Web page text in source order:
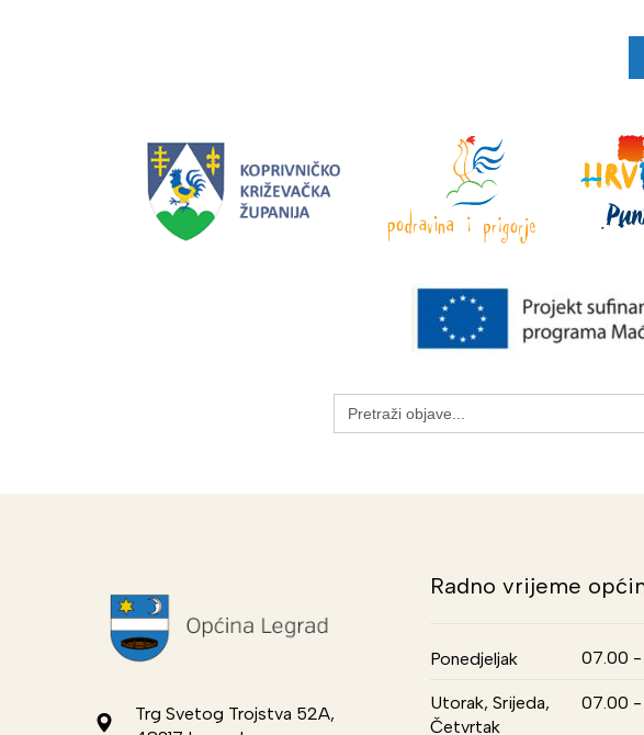
Search
for:
Trg Svetog Trojstva 52A,
Radno vrijeme
Ponedjeljak 07.00 -
Utorak, Srijeda,
Četvrtak
07.00 -